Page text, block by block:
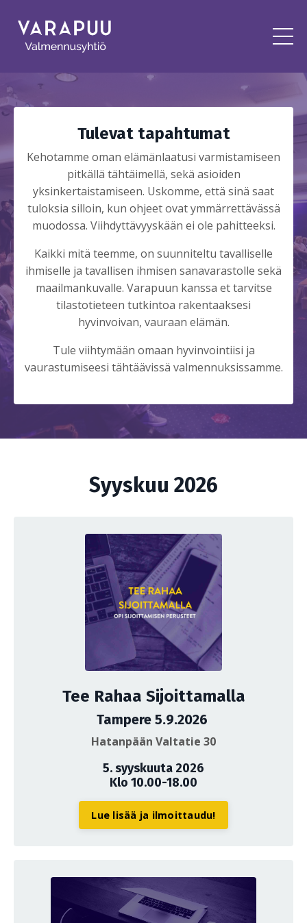
Tulevat tapahtumat
Kehotamme oman elämänlaatusi varmistamiseen
pitkällä tähtäimellä, sekä asioiden
yksinkertaistamiseen. Uskomme, että sinä saat
tuloksia silloin, kun ohjeet ovat ymmärrettävässä
muodossa. Viihdyttävyyskään ei ole pahitteeksi.
Kaikki mitä teemme, on suunniteltu tavalliselle
ihmiselle ja tavallisen ihmisen sanavarastolle sekä
maailmankuvalle. Varapuun kanssa et tarvitse
tilastotieteen tutkintoa rakentaaksesi
hyvinvoivan, vauraan elämän.
Tule viihtymään omaan hyvinvointiisi ja
vaurastumiseesi tähtäävissä valmennuksissamme.
Syyskuu 2026
Tee Rahaa Sijoittamalla
Tampere 5.9.2026
Hatanpään Valtatie 30
5. syyskuuta 2026
Klo 10.00-18.00
Lue lisää ja ilmoittaudu!